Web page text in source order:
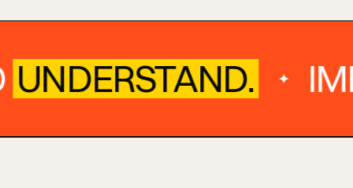
UNDERSTAND.